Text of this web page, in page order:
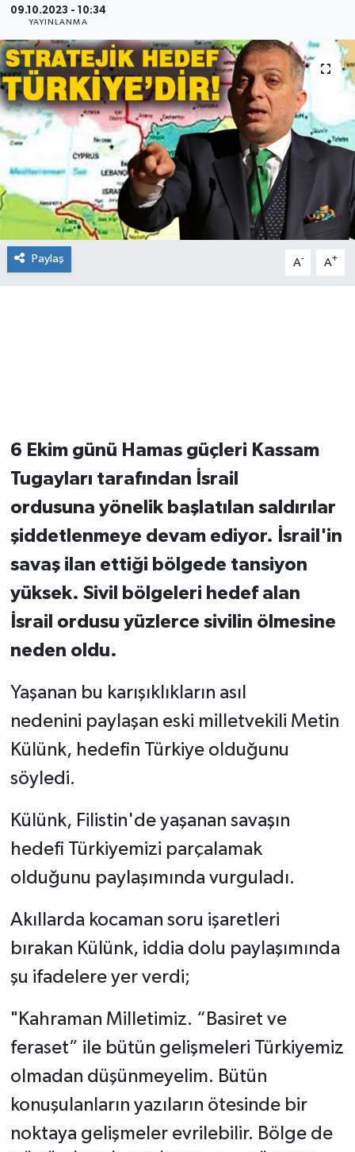
09.10.2023 - 10:34
YAYINLANMA
Paylaş A- A+
6 Ekim günü Hamas güçleri Kassam
Tugayları tarafından İsrail
ordusuna yönelik başlatılan saldırılar
şiddetlenmeye devam ediyor. İsrail'in
savaş ilan ettiği bölgede tansiyon
yüksek. Sivil bölgeleri hedef alan
İsrail ordusu yüzlerce sivilin ölmesine
neden oldu.
Yaşanan bu karışıklıkların asıl
nedenini paylaşan eski milletvekili Metin
Külünk, hedefin Türkiye olduğunu
söyledi.
Külünk, Filistin'de yaşanan savaşın
hedefi Türkiyemizi parçalamak
olduğunu paylaşımında vurguladı.
Akıllarda kocaman soru işaretleri
bırakan Külünk, iddia dolu paylaşımında
şu ifadelere yer verdi;
"Kahraman Milletimiz. “Basiret ve
feraset” ile bütün gelişmeleri Türkiyemiz
olmadan düşünmeyelim. Bütün
konuşulanların yazıların ötesinde bir
noktaya gelişmeler evrilebilir. Bölge de